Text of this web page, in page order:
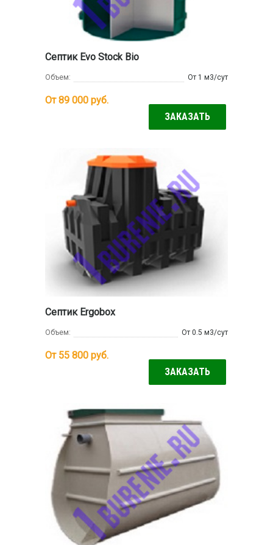
Септик Evo Stock Bio
Объем: От 1 м3/сут
От 89 000 руб.
ЗАКАЗАТЬ
Септик Ergobox
Объем: От 0.5 м3/сут
От 55 800 руб.
ЗАКАЗАТЬ